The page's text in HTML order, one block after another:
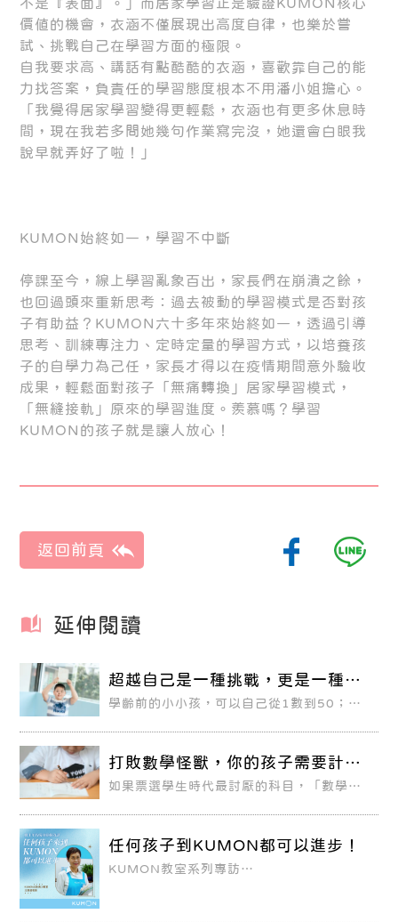
不是『表面』。」而居家學習正是驗證KUMON核心
價值的機會，衣涵不僅展現出高度自律，也樂於嘗
試、挑戰自己在學習方面的極限。
自我要求高、講話有點酷酷的衣涵，喜歡靠自己的能
力找答案，負責任的學習態度根本不用潘小姐擔心。
「我覺得居家學習變得更輕鬆，衣涵也有更多休息時
間，現在我若多問她幾句作業寫完沒，她還會白眼我
說早就弄好了啦！」
KUMON始終如一，學習不中斷
停課至今，線上學習亂象百出，家長們在崩潰之餘，
也回過頭來重新思考：過去被動的學習模式是否對孩
子有助益？KUMON六十多年來始終如一，透過引導
思考、訓練專注力、定時定量的學習方式，以培養孩
子的自學力為己任，家長才得以在疫情期間意外驗收
成果，輕鬆面對孩子「無痛轉換」居家學習模式，
「無縫接軌」原來的學習進度。羨慕嗎？學習
KUMON的孩子就是讓人放心！
延伸閱讀
超越自己是一種挑戰，更是一種態
度
學齡前的小小孩，可以自己從1數到50；小
風景，也是公文式教育講的「超越學年」。
打敗數學怪獸，你的孩子需要計算
力！
如果票選學生時代最討厭的科目，「數學」
不喜歡數學的比例高達56%，超過國際平均
（41%）。
任何孩子到KUMON都可以進步！
KUMON教室系列專訪